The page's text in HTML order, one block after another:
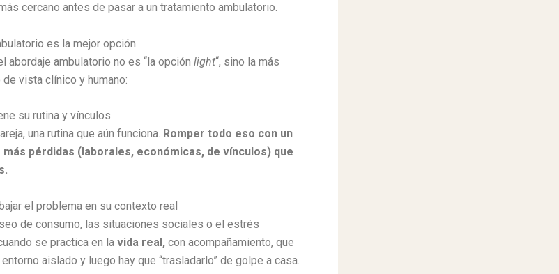
cercano antes de pasar a un tratamiento ambulatorio.
es la mejor opción
abordaje ambulatorio no es “la opción light“, sino la más
vista clínico y humano:
su rutina y vínculos
una rutina que aún funciona. Romper todo eso con un
pérdidas (laborales, económicas, de vínculos) que
el problema en su contexto real
de consumo, las situaciones sociales o el estrés
se practica en la vida real, con acompañamiento, que
aislado y luego hay que “trasladarlo” de golpe a casa.